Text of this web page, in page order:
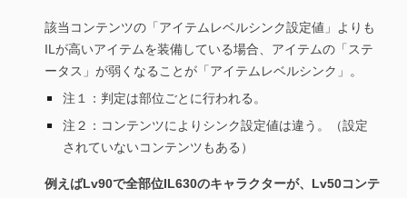
該当コンテンツの「アイテムレベルシンク設定値」よりも
ILが高いアイテムを装備している場合、アイテムの「ステ
ータス」が弱くなることが「アイテムレベルシンク」。
注１：判定は部位ごとに行われる。
注２：コンテンツによりシンク設定値は違う。（設定
されていないコンテンツもある）
例えばLv90で全部位IL630のキャラクターが、Lv50コンテ